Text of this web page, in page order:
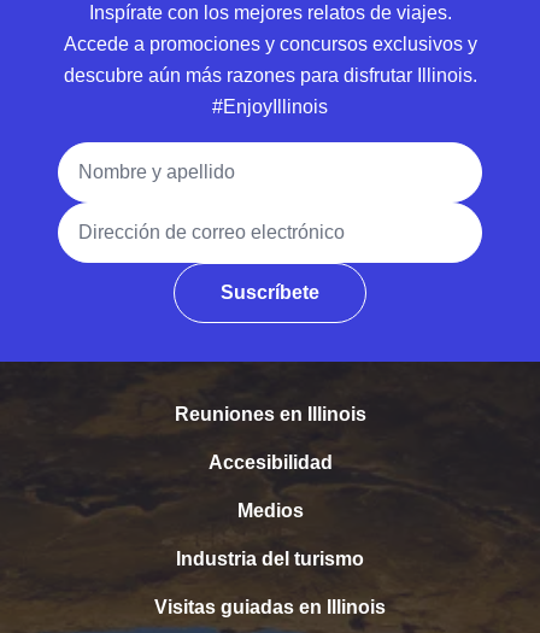
Inspírate con los mejores relatos de viajes.
Accede a promociones y concursos exclusivos y
descubre aún más razones para disfrutar Illinois.
#EnjoyIllinois
Nombre y apellido
Dirección de correo electrónico
Suscríbete
Reuniones en Illinois
Accesibilidad
Medios
Industria del turismo
Visitas guiadas en Illinois